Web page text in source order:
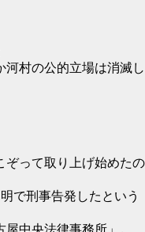
河村の公的立場は消滅し
ぞって取り上げ始めたの
で刑事告発したという
中央法律事務所」。